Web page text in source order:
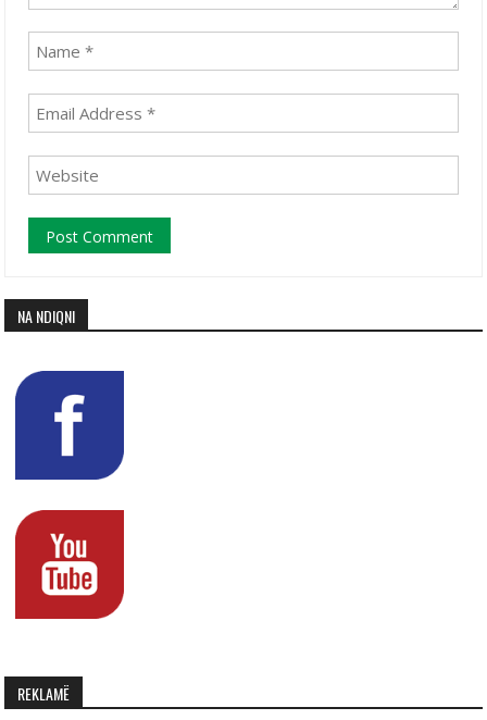
NA NDIQNI
REKLAMË